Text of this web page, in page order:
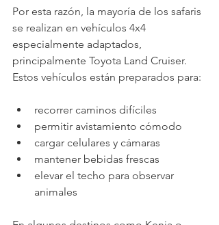
Por esta razón, la mayoría de los safaris
se realizan en vehículos 4x4
especialmente adaptados,
principalmente Toyota Land Cruiser.
Estos vehículos están preparados para:
recorrer caminos difíciles
permitir avistamiento cómodo
cargar celulares y cámaras
mantener bebidas frescas
elevar el techo para observar
animales